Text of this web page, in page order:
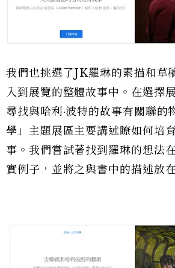
我們也挑選了JK羅琳的素描和草
入到展覽的整體故事中。在選擇
尋找與哈利·波特的故事有關聯的
學」主題展區主要講述瞭如何培
事。我們嘗試著找到羅琳的想法
實例子，並將之與書中的描述放